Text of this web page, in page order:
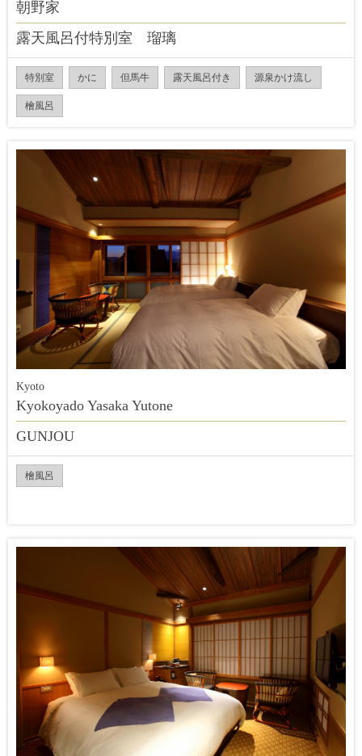
朝野家
露天風呂付特別室 瑠璃
特別室 かに 但馬牛 露天風呂付き 源泉かけ流し
檜風呂
Kyoto
Kyokoyado Yasaka Yutone
GUNJOU
檜風呂